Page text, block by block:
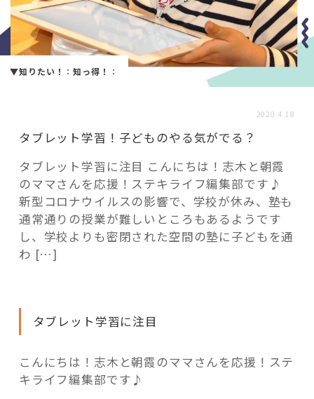
「場」
HAREL HAREL
活用事例
「モノ」
fleXe リノベ事例
「ひと」
これからの暮らし 住み替え相談
▼知りたい！ ：知っ得！ ：
2020.4.18
タブレット学習！子どものやる気がでる？
タブレット学習に注目 こんにちは！志木と朝霞
のママさんを応援！ステキライフ編集部です♪
新型コロナウイルスの影響で、学校が休み、塾も
通常通りの授業が難しいところもあるようです
し、学校よりも密閉された空間の塾に子どもを通
わ […]
タブレット学習に注目
こんにちは！志木と朝霞のママさんを応援！ステ
キライフ編集部です♪